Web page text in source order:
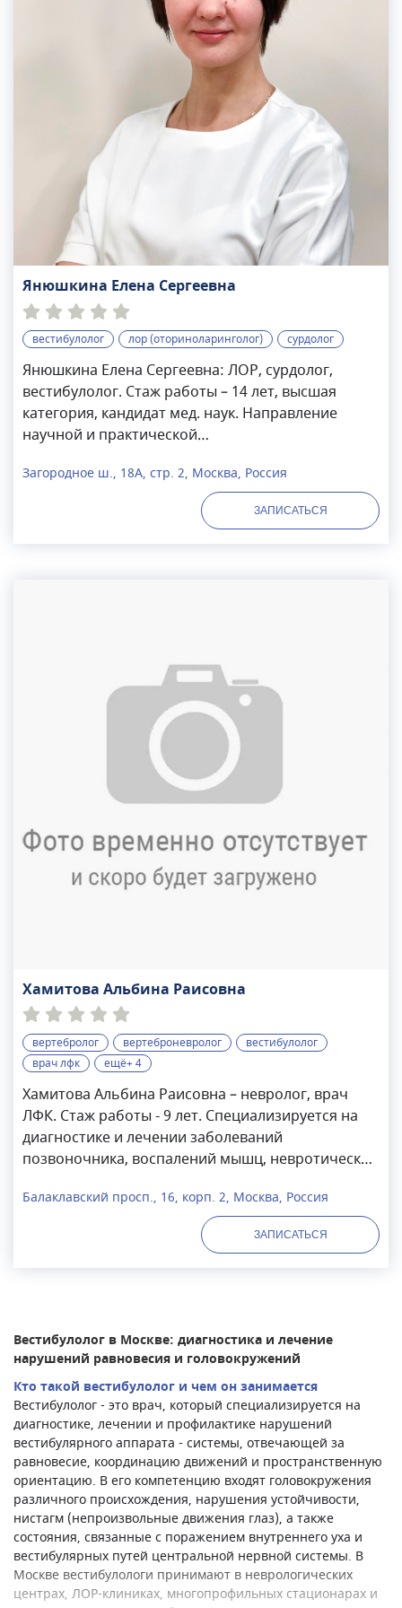
Янюшкина Елена Сергеевна
вестибулолог лор (оториноларинголог) сурдолог
Янюшкина Елена Сергеевна: ЛОР, сурдолог,
вестибулолог. Стаж работы – 14 лет, высшая
категория, кандидат мед. наук. Направление
научной и практической
Диагностика и лечение заболеваний органа слуха
и равновесия. Автор более 30 печатных работ по
Загородное ш., 18А, стр. 2, Москва, Россия
ЗАПИСАТЬСЯ
Хамитова Альбина Раисовна
вертебролог вертеброневролог
вестибулолог
врач лфк
ещё+ 4
Хамитова Альбина Раисовна – невролог, врач
ЛФК. Стаж работы - 9 лет. Специализируется на
диагностике и лечении заболеваний
позвоночника, воспалений мышц, невротических
2013 года работала врачом-неврологом
приёмного покоя и терапевтического отделения
стационара, врачом-неврологом
медикаментозное лечение, классическое
кинезиотейпирование и мягкие мануальные
комплексный, и персонализированный подход, с
учетом хронических заболеваний пациента.
Балаклавский просп., 16, корп. 2, Москва, Россия
ЗАПИСАТЬСЯ
Вестибулолог в Москве: диагностика и лечение
нарушений равновесия и головокружений
Кто такой вестибулолог и чем он занимается
Вестибулолог - это врач, который специализируется на
диагностике, лечении и профилактике нарушений
вестибулярного аппарата - системы, отвечающей за
равновесие, координацию движений и пространственную
ориентацию. В его компетенцию входят головокружения
различного происхождения, нарушения устойчивости,
нистагм (непроизвольные движения глаз), а также
состояния, связанные с поражением внутреннего уха и
вестибулярных путей центральной нервной системы. В
Москве вестибулологи принимают в неврологических
центрах, ЛОР-клиниках, многопрофильных стационарах и